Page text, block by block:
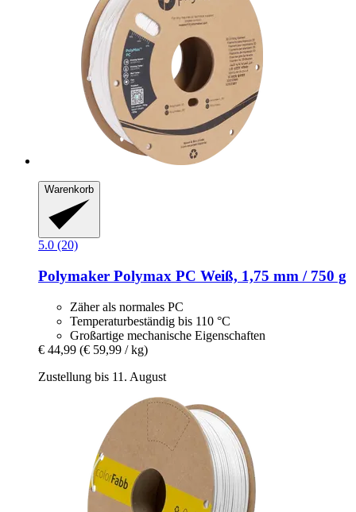
Warenkorb
5.0 (20)
Polymaker Polymax PC Weiß, 1,75 mm / 750 g
Zäher als normales PC
Temperaturbeständig bis 110 °C
Großartige mechanische Eigenschaften
€ 44,99 (€ 59,99 / kg)
Zustellung bis 11. August